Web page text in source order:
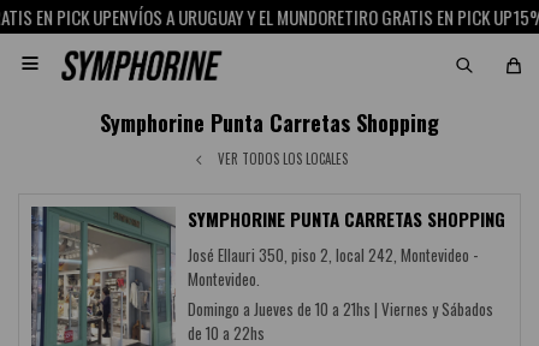
EN PICK UPENVÍOS A URUGUAY Y EL MUNDORETIRO GRATIS EN PICK UP15%

Symphorine Punta Carretas Shopping
VER TODOS LOS LOCALES
SYMPHORINE PUNTA CARRETAS SHOPPING
José Ellauri 350, piso 2, local 242, Montevideo -
Montevideo.
Domingo a Jueves de 10 a 21hs | Viernes y Sábados
de 10 a 22hs